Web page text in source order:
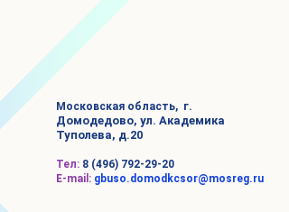
Московская область, г.
Домодедово, ул. Академика
Туполева, д.20
Тел: 8 (496) 792-29-20
E-mail: gbuso.domodkcsor@mosreg.ru